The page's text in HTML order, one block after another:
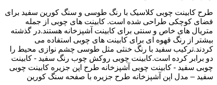
طرح کابینت چوبی کلاسیک با رنگ طوسی و سنگ کورین سفید برای
فضای کوچکی طراحی شده است. کابینت های چوبی از جمله
متریال های خاص و سنتی برای کابینت آشپزخانه هستند.در گذشته
بیشتر از رنگ قهوه ای برای کابینت های چوبی استفاده می
کردند.ترکیب سفید با رنگ خنثی مثل طوسی چشم نوازی محیط را
دو برابر کرده است.کابینت چوبی روکش چوب رنگ سفید - کابینت
چوبی سفید - کابینت چوبی آشپزخانه طرح اپن جزیره کابینت چوبی
سفید – مدل اپن آشپزخانه طرح جزیره با صفحه سنگ کورین